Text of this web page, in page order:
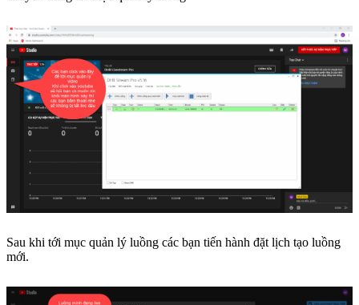
Sau khi tới mục quản lý luồng các bạn tiến hành đặt lịch tạo luồng
mới.